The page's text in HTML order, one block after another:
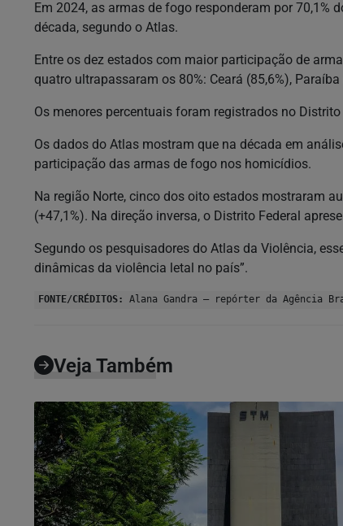
Em 2024, as armas de fogo responderam por 70,1%
década, segundo o Atlas.
Entre os dez estados com maior participação de
quatro ultrapassaram os 80%: Ceará (85,6%),
Os menores percentuais foram registrados no
Os dados do Atlas mostram que na década em
participação das armas de fogo nos homicídios.
Na região Norte, cinco dos oito estados mostraram
(+47,1%). Na direção inversa, o Distrito Federal
Segundo os pesquisadores do Atlas da Violência,
dinâmicas da violência letal no país”.
FONTE/CRÉDITOS: Alana Gandra – repórter da Agência
Veja Também